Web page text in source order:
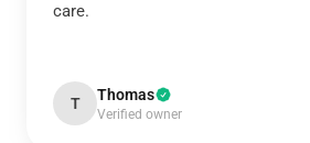
care.
T Thomas
Verified owner